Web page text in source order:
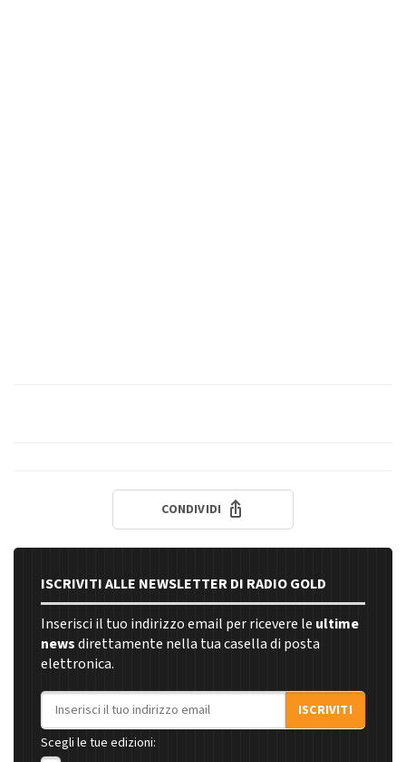
CONDIVIDI
ISCRIVITI ALLE NEWSLETTER DI RADIO GOLD
Inserisci il tuo indirizzo email per ricevere le ultime
newsdirettamente nella tua casella di posta
elettronica.
Indirizzo email
ISCRIVITI
Scegli le tue edizioni: